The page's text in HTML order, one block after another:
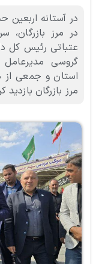
در آستانه
در مرز بازرگان،
عتباتی رئیس کل
گروسی مدیرعامل
استان و جمعی از
مرز بازرگان بازدید